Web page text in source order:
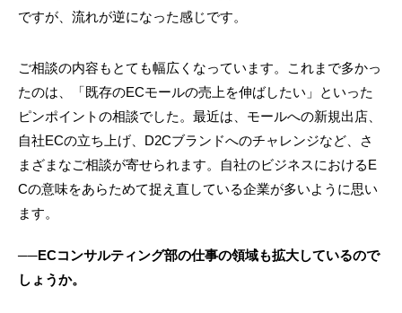
ですが、流れが逆になった感じです。
ご相談の内容もとても幅広くなっています。これまで多かっ
たのは、「既存のECモールの売上を伸ばしたい」といった
ピンポイントの相談でした。最近は、モールへの新規出店、
自社ECの立ち上げ、D2Cブランドへのチャレンジなど、さ
まざまなご相談が寄せられます。自社のビジネスにおけるE
Cの意味をあらためて捉え直している企業が多いように思い
ます。
──ECコンサルティング部の仕事の領域も拡大しているので
しょうか。